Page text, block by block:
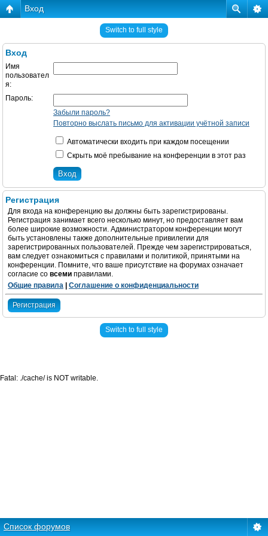
Вход
Switch to full style
Вход
Имя
пользовател
я:
Пароль:
Забыли пароль?
Повторно выслать письмо для активации учётной записи
Автоматически входить при каждом посещении
Скрыть моё пребывание на конференции в этот раз
Регистрация
Для входа на конференцию вы должны быть зарегистрированы.
Регистрация занимает всего несколько минут, но предоставляет вам
более широкие возможности. Администратором конференции могут
быть установлены также дополнительные привилегии для
зарегистрированных пользователей. Прежде чем зарегистрироваться,
вам следует ознакомиться с правилами и политикой, принятыми на
конференции. Помните, что ваше присутствие на форумах означает
согласие со всеми правилами.
Общие правила
Соглашение о конфиденциальности
Регистрация
Switch to full style
Список форумов
Fatal: ./cache/ is NOT writable.